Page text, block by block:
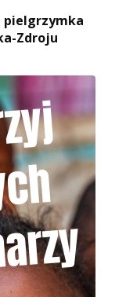
pielgrzymka
Zdroju